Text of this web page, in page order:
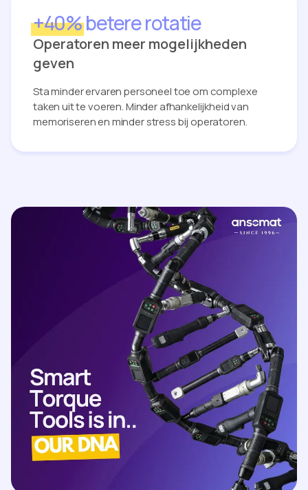
+40%betere rotatie
Operatoren meer mogelijkheden
geven
Sta minder ervaren personeel toe om complexe
taken uit te voeren. Minder afhankelijkheid van
memoriseren en minder stress bij operatoren.